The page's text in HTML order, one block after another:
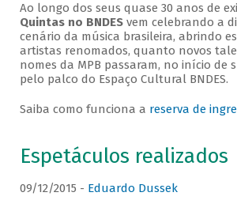
Ao longo dos seus quase 30 anos de
Quintas no BNDESvem celebrando a
cenário da música brasileira, abrindo
artistas renomados, quanto novos
nomes da MPB passaram, no início de
pelo palco do Espaço Cultural BNDES.
Saiba como funciona a reserva de
Espetáculos realizados
09/12/2015 - Eduardo Dussek